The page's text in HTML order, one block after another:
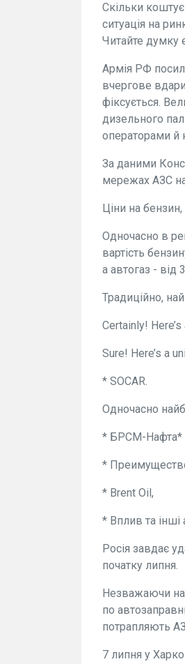
Скільки
ситуація на
Читайте думку
Армія РФ
вчергове
фіксується.
дизельного
операторами й
За даними
мережах АЗС
Ціни на
Одночасно в
вартість
а автогаз - від
Традиційно,
Certainly!
Sure! Here’s a
* SOCAR.
Одночасно
* БРСМ-Нафта*
*
* Brent Oil,
* Вплив та інші
Росія завдає
початку липня.
Незважаючи на
по
потрапляють
7 липня у